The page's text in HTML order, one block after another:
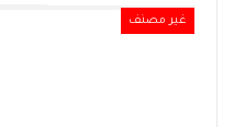
غير مصنف